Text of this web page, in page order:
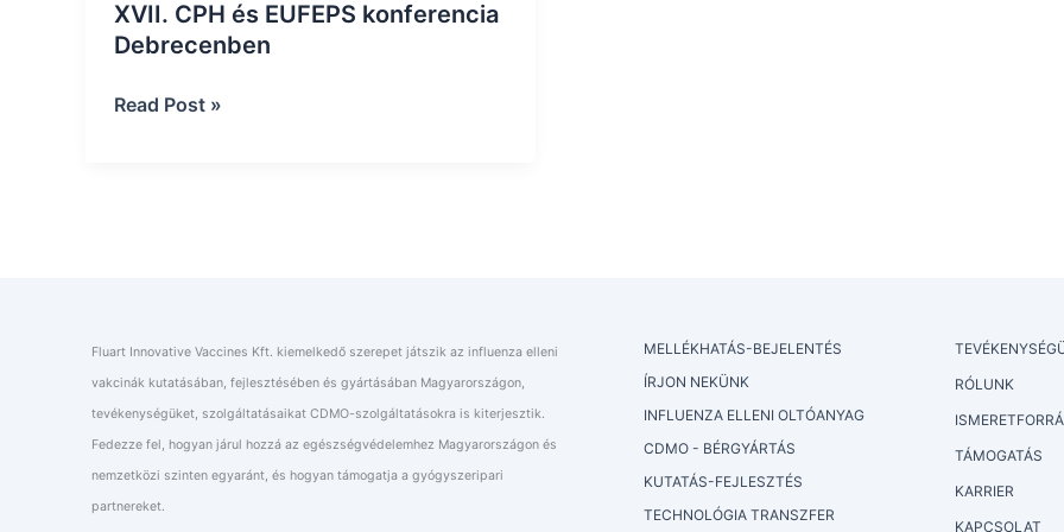
XVII. CPH és EUFEPS konferencia
Debrecenben
XVII.
Read Post »
Fluart Innovative Vaccines Kft. kiemelkedő szerepet játszik az influenza elleni
vakcinák kutatásában, fejlesztésében és gyártásában Magyarországon,
tevékenységüket, szolgáltatásaikat CDMO-szolgáltatásokra is kiterjesztik.
Fedezze fel, hogyan járul hozzá az egészségvédelemhez Magyarországon és
nemzetközi szinten egyaránt, és hogyan támogatja a gyógyszeripari
partnereket.
MELLÉKHATÁS-BEJELENTÉS
ÍRJON NEKÜNK
INFLUENZA ELLENI OLTÓANYAG
CDMO - BÉRGYÁRTÁS
KUTATÁS-FEJLESZTÉS
TECHNOLÓGIA TRANSZFER
RÓLUNK
TÁMOGATÁS
KARRIER
KAPCSOLAT